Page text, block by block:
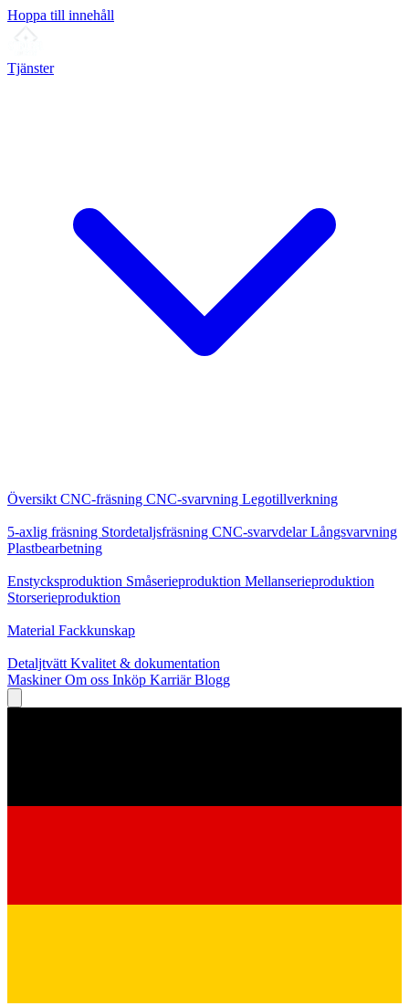
Hoppa till innehåll
Tjänster
Översikt CNC-fräsning CNC-svarvning Legotillverkning
5-axlig fräsning Stordetaljsfräsning CNC-svarvdelarLångsvarvning
Plastbearbetning
Enstycksproduktion Småserieproduktion Mellanserieproduktion
Storserieproduktion
Material Fackkunskap
Detaljtvätt Kvalitet & dokumentation
MaskinerOm oss Inköp KarriärBlogg